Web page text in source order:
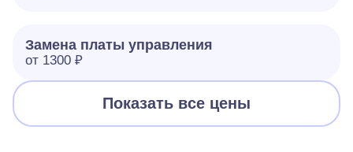
Замена платы управления
от 1300 ₽
Показать все цены